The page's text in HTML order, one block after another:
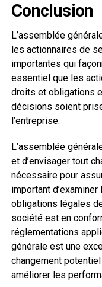
Conclusion
L’assemblée
les actionnaires de
importantes qui
essentiel que les
droits et obligations
décisions soient
l’entreprise.
L’assemblée
et d’envisager tout
nécessaire pour
important
obligations légales
société est en
réglementations
générale est une
changement
améliorer les